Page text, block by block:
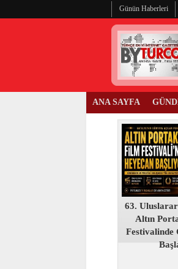
Günün Haberleri
ANA SAYFA
63.
Altın
Festivalinde